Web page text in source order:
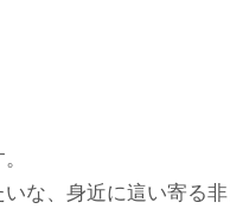
な、身近に這い寄る